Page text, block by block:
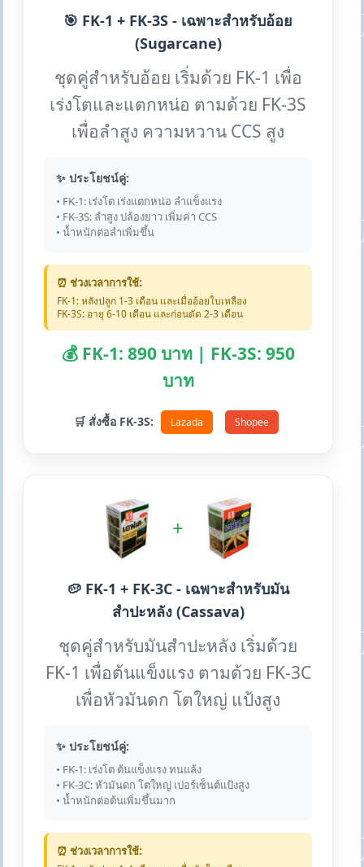
🎯 FK-1 + FK-3S - เฉพาะสำหรับอ้อย
(Sugarcane)
ชุดคู่สำหรับอ้อย เริ่มด้วย FK-1 เพื่อ
เร่งโตและแตกหน่อ ตามด้วย FK-3S
เพื่อลำสูง ความหวาน CCS สูง
✨ ประโยชน์คู่:
• FK-1: เร่งโต เร่งแตกหน่อ ลำแข็งแรง
• FK-3S: ลำสูง ปล้องยาว เพิ่มค่า CCS
• น้ำหนักต่อลำเพิ่มขึ้น
⏰ ช่วงเวลาการใช้:
FK-1: หลังปลูก 1-3 เดือน และเมื่ออ้อยใบเหลือง
FK-3S: อายุ 6-10 เดือน และก่อนตัด 2-3 เดือน
💰 FK-1: 890 บาท | FK-3S: 950
บาท
🛒 สั่งซื้อ FK-3S: Lazada Shopee
+
🥔 FK-1 + FK-3C - เฉพาะสำหรับมัน
สำปะหลัง (Cassava)
ชุดคู่สำหรับมันสำปะหลัง เริ่มด้วย
FK-1 เพื่อต้นแข็งแรง ตามด้วย FK-3C
เพื่อหัวมันดก โตใหญ่ แป้งสูง
✨ ประโยชน์คู่:
• FK-1: เร่งโต ต้นแข็งแรง ทนแล้ง
• FK-3C: หัวมันดก โตใหญ่ เปอร์เซ็นต์แป้งสูง
• น้ำหนักต่อต้นเพิ่มขึ้นมาก
⏰ ช่วงเวลาการใช้: